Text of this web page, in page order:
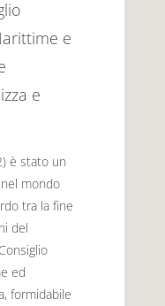
e
e
è stato un
mondo
tra la fine
del
ed
formidabile